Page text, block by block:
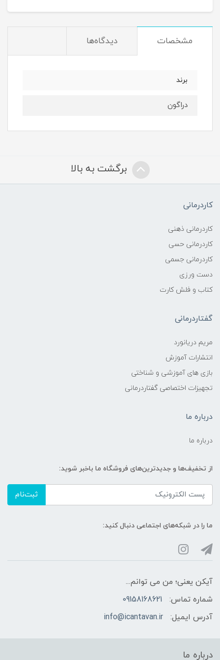
مشخصات دیدگاه‌ها
برند
دراگون
برگشت به بالا
کاردرمانی
کاردرمانی ذهنی
کاردرمانی حسی
کاردرمانی جسمی
دست ورزی
کتاب و فلش کارت
گفتاردرمانی
مریم دریانورد
انتشارات آموزش
بازی های آموزشی و شناختی
تجهیزات اختصاصی گفتاردرمانی
درباره ما
درباره ما
از تخفیف‌ها و جدیدترین‌های فروشگاه ما باخبر شوید:
ثبت‌نام
ما را در شبکه‌های اجتماعی دنبال کنید:
آیکن یعنی؛ من می توانم...
شماره تماس:
09158168621
آدرس ایمیل:
info@icantavan.ir
درباره ما